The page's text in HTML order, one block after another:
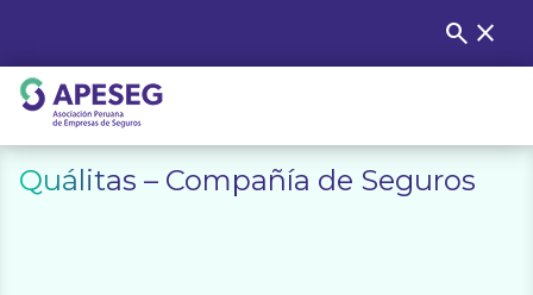
content
Buscar:
search close
APESEG
Quálitas – Compañía de Seguros